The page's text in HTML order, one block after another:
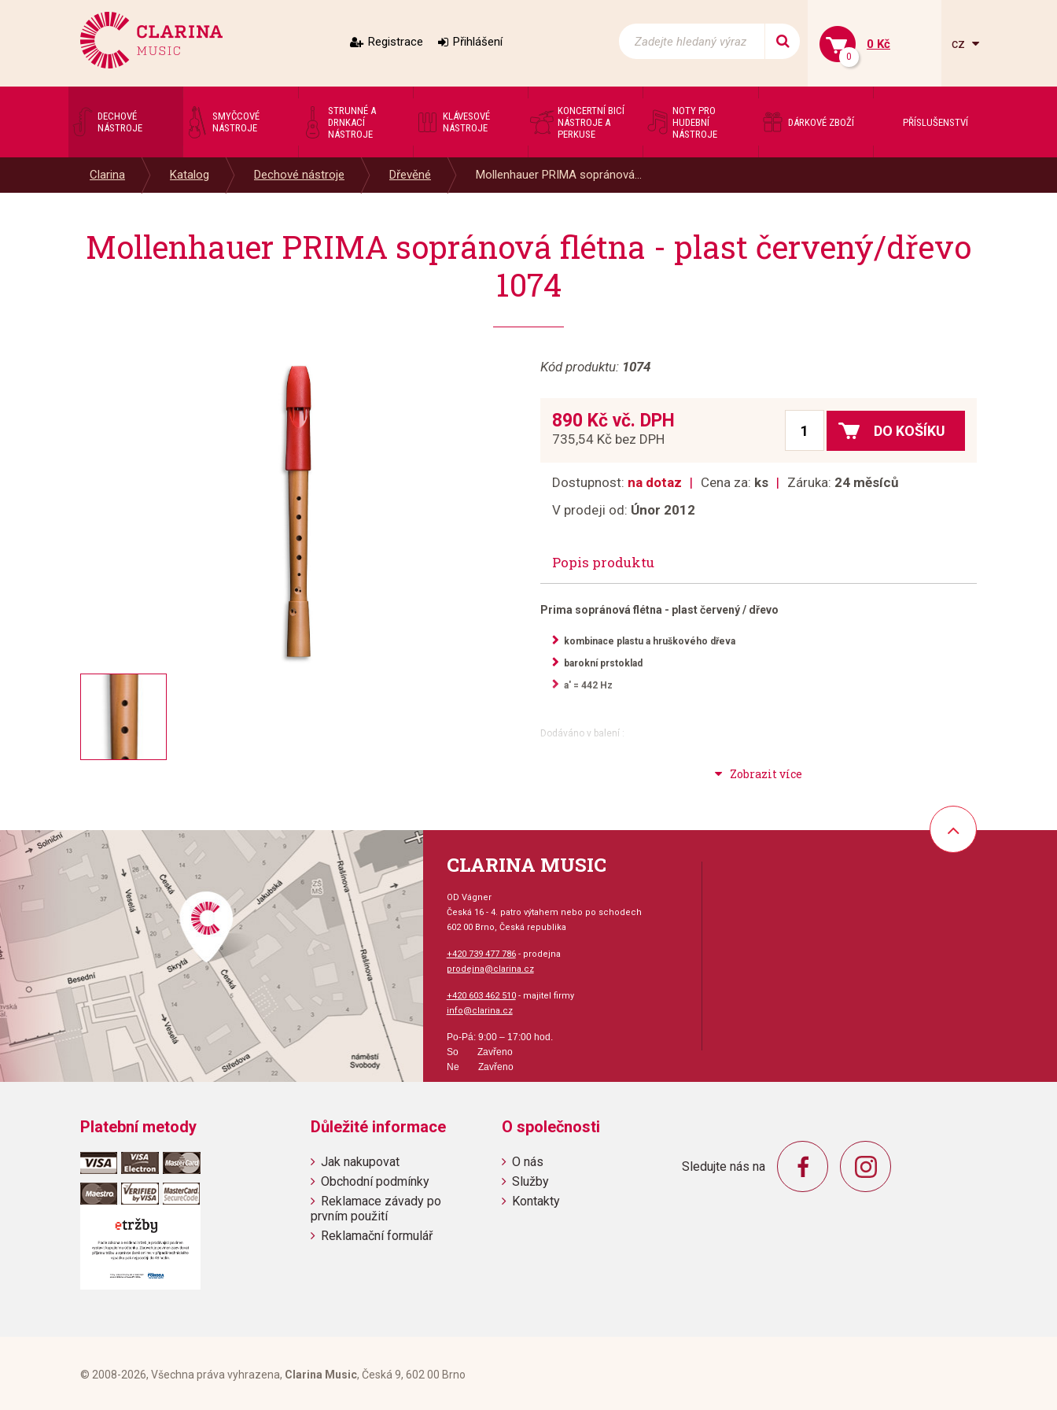
Registrace Přihlášení
0
0 Kč cz
DECHOVÉ
NÁSTROJE
SMYČCOVÉ
NÁSTROJE
STRUNNÉ A
DRNKACÍ
NÁSTROJE
KLÁVESOVÉ
NÁSTROJE
KONCERTNÍ BICÍ
NÁSTROJE A
PERKUSE
NOTY PRO
HUDEBNÍ
NÁSTROJE
DÁRKOVÉ ZBOŽÍ PŘÍSLUŠENSTVÍ
Clarina Katalog Dechové nástroje Dřevěné Mollenhauer PRIMA sopránová...
Mollenhauer PRIMA sopránová flétna - plast červený/dřevo
1074
Kód produktu: 1074
890 Kč vč. DPH
735,54 Kč bez DPH
DO KOŠÍKU
Dostupnost: na dotaz Cena za: ks Záruka: 24 měsíců
V prodeji od: Únor 2012
Popis produktu
Prima sopránová flétna - plast červený / dřevo
kombinace plastu a hruškového dřeva
barokní prstoklad
a' = 442 Hz
Dodáváno v balení :
tabulka hmatů
CLARINA MUSIC
OD Vágner
Česká 16 - 4. patro výtahem nebo po schodech
602 00 Brno, Česká republika
+420 739 477 786- prodejna
prodejna@clarina.cz
+420 603 462 510- majitel firmy
info@clarina.cz
Po-Pá: 9:00 – 17:00 hod.
So Zavřeno
Ne Zavřeno
Platební metody Důležité informace
Jak nakupovat
Obchodní podmínky
Reklamace závady po
prvním použití
Reklamační formulář
O společnosti
O nás
Služby
Kontakty
Sledujte nás na
© 2008-2026, Všechna práva vyhrazena, Clarina Music, Česká 9, 602 00 Brno